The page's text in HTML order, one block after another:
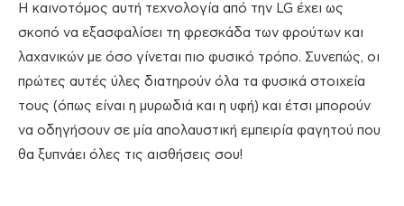
Η καινοτόμος αυτή τεχνολογία από την LG έχει ως
σκοπό να εξασφαλίσει τη φρεσκάδα των φρούτων και
λαχανικών με όσο γίνεται πιο φυσικό τρόπο. Συνεπώς, οι
πρώτες αυτές ύλες διατηρούν όλα τα φυσικά στοιχεία
τους (όπως είναι η μυρωδιά και η υφή) και έτσι μπορούν
να οδηγήσουν σε μία απολαυστική εμπειρία φαγητού που
θα ξυπνάει όλες τις αισθήσεις σου!